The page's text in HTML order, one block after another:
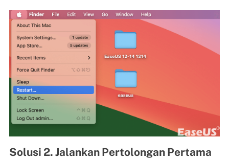
Solusi 2. Jalankan Pertolongan Pertama